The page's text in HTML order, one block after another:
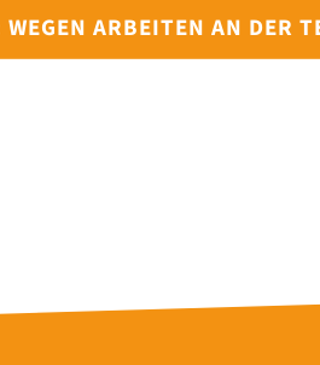
ARBEITEN AN DER